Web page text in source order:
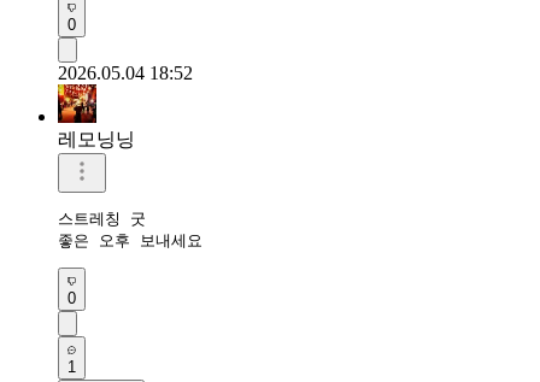
0
2026.05.04 18:52
레모닝닝
스트레칭 굿
좋은 오후 보내세요
0
1